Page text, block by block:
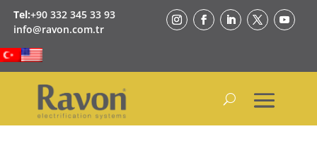
Tel:+90 332 345 33 93
info@ravon.com.tr